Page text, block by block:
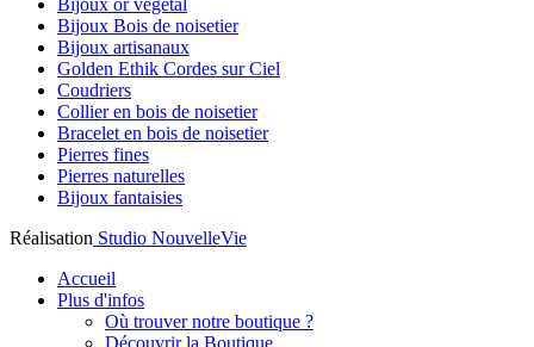
Bijoux Bois de noisetier
Bijoux artisanaux
Golden Ethik Cordes sur Ciel
Coudriers
Collier en bois de noisetier
Bracelet en bois de noisetier
Pierres fines
Pierres naturelles
Bijoux fantaisies
Réalisation Studio NouvelleVie
Accueil
Plus d'infos
Où trouver notre boutique ?
Découvrir la Boutique